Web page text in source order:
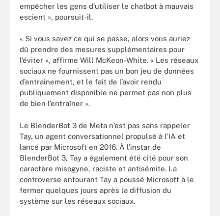
empêcher les gens d’utiliser le chatbot à mauvais
escient », poursuit-il.
« Si vous savez ce qui se passe, alors vous auriez
dû prendre des mesures supplémentaires pour
l’éviter », affirme Will McKeon-White. « Les réseaux
sociaux ne fournissent pas un bon jeu de données
d’entraînement, et le fait de l’avoir rendu
publiquement disponible ne permet pas non plus
de bien l’entraîner ».
Le BlenderBot 3 de Meta n’est pas sans rappeler
Tay, un agent conversationnel propulsé à l'IA et
lancé par Microsoft en 2016. À l’instar de
BlenderBot 3, Tay a également été cité pour son
caractère misogyne, raciste et antisémite. La
controverse entourant Tay a poussé Microsoft à le
fermer quelques jours après la diffusion du
système sur les réseaux sociaux.